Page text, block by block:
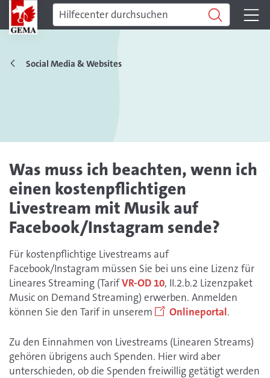
Social Media & Websites
Was muss ich beachten, wenn ich
einen kostenpflichtigen
Livestream mit Musik auf
Facebook/Instagram sende?
Für kostenpflichtige Livestreams auf
Facebook/Instagram müssen Sie bei uns eine Lizenz für
Lineares Streaming (TarifVR-OD 10, II.2.b.2 Lizenzpaket
Music on Demand Streaming) erwerben. Anmelden
können Sie den Tarif in unserem
Onlineportal.
Zu den Einnahmen von Livestreams (Linearen Streams)
gehören übrigens auch Spenden. Hier wird aber
unterschieden, ob die Spenden freiwillig getätigt werden